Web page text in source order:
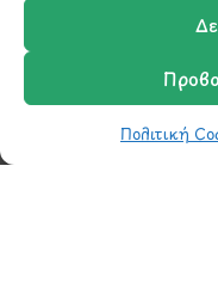
Πολιτική
210 6522282
ΚαλάθιΣύγκριση
Ο